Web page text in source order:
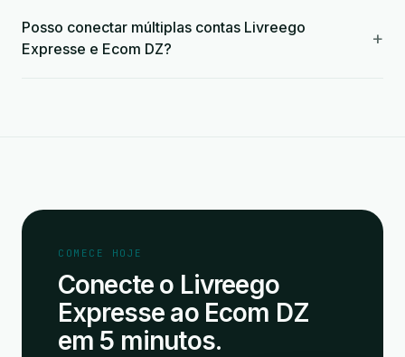
Posso conectar múltiplas contas Livreego
Expresse e Ecom DZ?
+
COMECE HOJE
Conecte o Livreego
Expresse ao Ecom DZ
em 5 minutos.